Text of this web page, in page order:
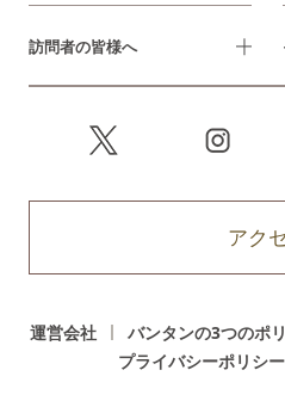
訪問者の皆様へ
アク
運営会社 バンタンの3つのポ
プライバシーポリシー